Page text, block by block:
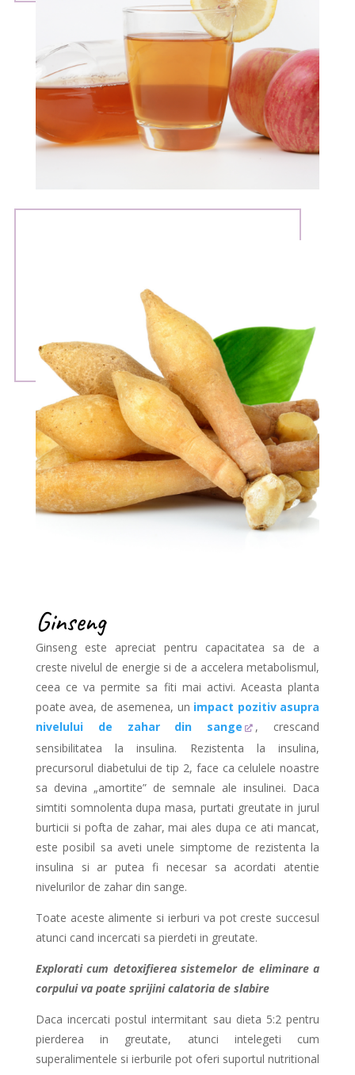
Ginseng
Ginseng este apreciat pentru capacitatea sa de a
creste nivelul de energie si de a accelera metabolismul,
ceea ce va permite sa fiti mai activi. Aceasta planta
poate avea, de asemenea, un impact pozitiv asupra
nivelului de zahar din sange
, crescand
sensibilitatea la insulina. Rezistenta la insulina,
precursorul diabetului de tip 2, face ca celulele noastre
sa devina „amortite” de semnale ale insulinei. Daca
simtiti somnolenta dupa masa, purtati greutate in jurul
burticii si pofta de zahar, mai ales dupa ce ati mancat,
este posibil sa aveti unele simptome de rezistenta la
insulina si ar putea fi necesar sa acordati atentie
nivelurilor de zahar din sange.
Toate aceste alimente si ierburi va pot creste succesul
atunci cand incercati sa pierdeti in greutate.
Explorati cum detoxifierea sistemelor de eliminare a
corpului va poate sprijini calatoria de slabire
Daca incercati postul intermitant sau dieta 5:2 pentru
pierderea in greutate, atunci intelegeti cum
superalimentele si ierburile pot oferi suportul nutritional